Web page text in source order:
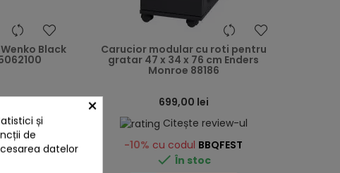
heart
Black
ul
heart
Carucior modular cu roti pentru
gratar 47 x 34 x 76 cm Enders
Monroe 88186
699,00 lei
Citește review-ul
-10% cu codul BBQFEST
 În stoc
×
și
de
datelor